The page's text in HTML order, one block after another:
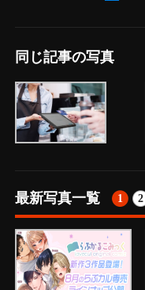
同じ記事の写真
最新写真一覧 1 2